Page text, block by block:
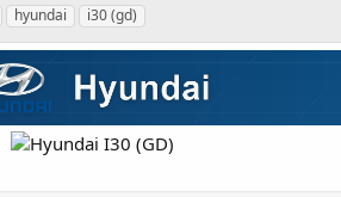
hyundai i30 (gd)